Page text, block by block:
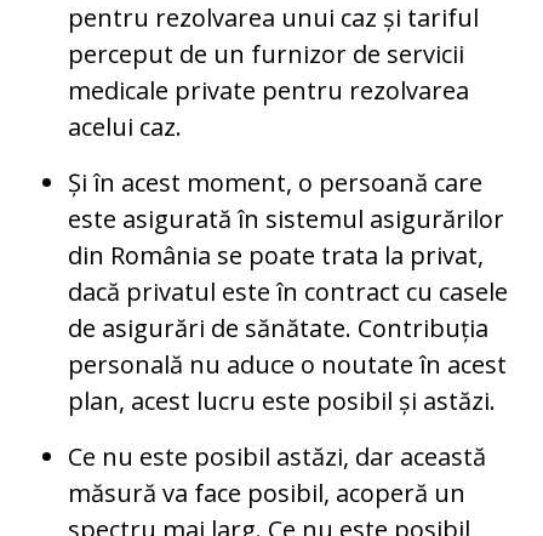
pentru rezolvarea unui caz și tariful
perceput de un furnizor de servicii
medicale private pentru rezolvarea
acelui caz.
Și în acest moment, o persoană care
este asigurată în sistemul asigurărilor
din România se poate trata la privat,
dacă privatul este în contract cu casele
de asigurări de sănătate. Contribuția
personală nu aduce o noutate în acest
plan, acest lucru este posibil și astăzi.
Ce nu este posibil astăzi, dar această
măsură va face posibil, acoperă un